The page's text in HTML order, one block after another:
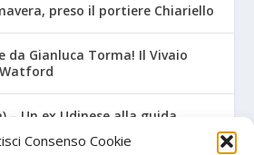
Consenso Cookie
preso il portiere Chiariello
da Gianluca Torma! Il Vivaio
– Un ex Udinese alla guida